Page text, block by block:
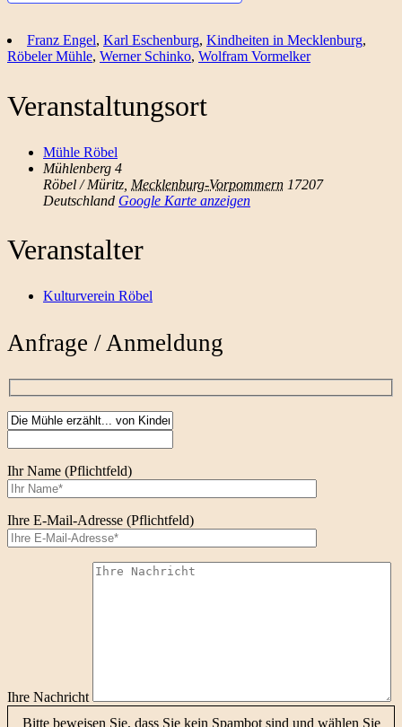
Franz Engel, Karl Eschenburg, Kindheiten in Mecklenburg,
Röbeler Mühle, Werner Schinko, Wolfram Vormelker
Veranstaltungsort
Mühle Röbel
Mühlenberg 4
Röbel / Müritz Mecklenburg-Vorpommern 17207
Deutschland Google Karte anzeigen
Veranstalter
Kulturverein Röbel
Anfrage / Anmeldung
Ihr Name (Pflichtfeld)
Ihre E-Mail-Adresse (Pflichtfeld)
Ihre Nachricht
Bitte beweisen Sie, dass Sie kein Spambot sind und wählen Sie